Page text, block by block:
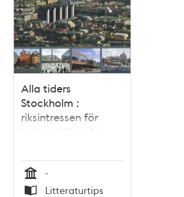
Alla tiders
Stockholm :
riksintressen för
kulturmiljövården
Tid
-
Litteraturtips